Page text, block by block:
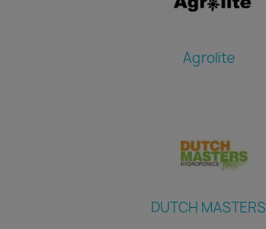
Agrolite
DUTCH MASTERS